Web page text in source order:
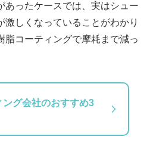
あったケースでは、実はシュー
激しくなっていることがわかり
脂コーティングで摩耗まで減っ
グ会社のおすすめ3